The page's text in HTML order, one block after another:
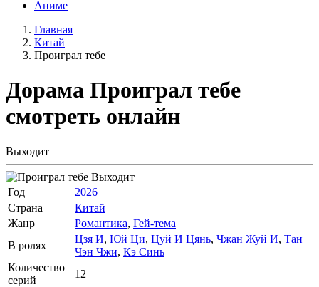
Аниме
Главная
Китай
Проиграл тебе
Дорама Проиграл тебе
смотреть онлайн
Выходит
Выходит
Год
2026
Страна
Китай
Жанр
Романтика, Гей-тема
В ролях
Цзя И, Юй Ци, Цуй И Цянь, Чжан Жуй И, Тан
Чэн Чжи, Кэ Синь
Количество
серий
12